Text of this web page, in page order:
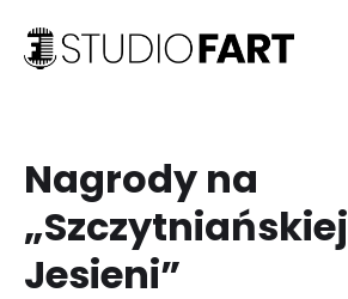
Nagrody na
„Szczytniańskiej
Jesieni”